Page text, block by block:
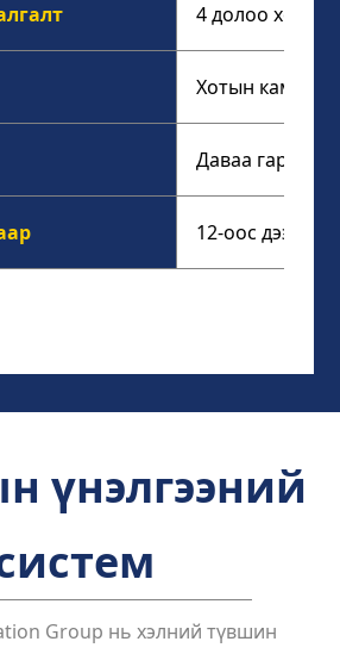
4 долоо хоногт
Хотын кампус,
Даваа гараг
12-оос дээш
үнэлгээний
Group нь хэлний түвшин